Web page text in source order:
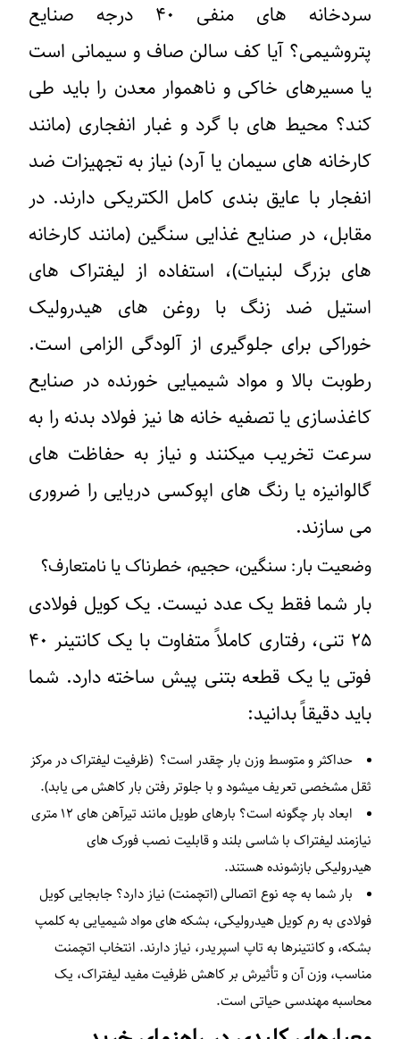
سردخانه های منفی ۴۰ درجه صنایع
پتروشیمی؟ آیا کف سالن صاف و سیمانی است
یا مسیرهای خاکی و ناهموار معدن را باید طی
کند؟ محیط های با گرد و غبار انفجاری (مانند
کارخانه های سیمان یا آرد) نیاز به تجهیزات ضد
انفجار با عایق بندی کامل الکتریکی دارند. در
مقابل، در صنایع غذایی سنگین (مانند کارخانه
های بزرگ لبنیات)، استفاده از لیفتراک های
استیل ضد زنگ با روغن های هیدرولیک
خوراکی برای جلوگیری از آلودگی الزامی است.
رطوبت بالا و مواد شیمیایی خورنده در صنایع
کاغذسازی یا تصفیه خانه ها نیز فولاد بدنه را به
سرعت تخریب میکنند و نیاز به حفاظت های
گالوانیزه یا رنگ های اپوکسی دریایی را ضروری
می سازند.
وضعیت بار: سنگین، حجیم، خطرناک یا نامتعارف؟
بار شما فقط یک عدد نیست. یک کویل فولادی
۲۵ تنی، رفتاری کاملاً متفاوت با یک کانتینر ۴۰
فوتی یا یک قطعه بتنی پیش ساخته دارد. شما
باید دقیقاً بدانید:
حداکثر و متوسط وزن بار چقدر است؟ (ظرفیت لیفتراک در مرکز
ثقل مشخصی تعریف میشود و با جلوتر رفتن بار کاهش می یابد).
ابعاد بار چگونه است؟ بارهای طویل مانند تیرآهن های ۱۲ متری
نیازمند لیفتراک با شاسی بلند و قابلیت نصب فورک های
هیدرولیکی بازشونده هستند.
بار شما به چه نوع اتصالی (اتچمنت) نیاز دارد؟ جابجایی کویل
فولادی به رم کویل هیدرولیکی، بشکه های مواد شیمیایی به کلمپ
بشکه، و کانتینرها به تاپ اسپریدر، نیاز دارند. انتخاب اتچمنت
مناسب، وزن آن و تأثیرش بر کاهش ظرفیت مفید لیفتراک، یک
محاسبه مهندسی حیاتی است.